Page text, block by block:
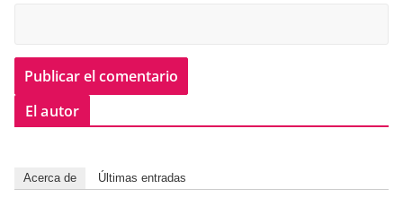
El autor
Acerca de Últimas entradas